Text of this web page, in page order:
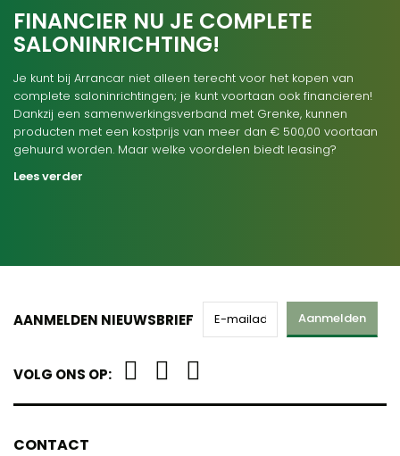
FINANCIER NU JE COMPLETE
SALONINRICHTING!
Je kunt bij Arrancar niet alleen terecht voor het kopen van
complete saloninrichtingen; je kunt voortaan ook financieren!
Dankzij een samenwerkingsverband met Grenke, kunnen
producten met een kostprijs van meer dan € 500,00 voortaan
gehuurd worden. Maar welke voordelen biedt leasing?
Lees verder
AANMELDEN NIEUWSBRIEF Aanmelden
VOLG ONS OP:
CONTACT